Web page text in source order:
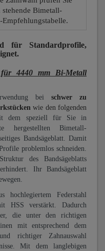
Bimetall-
Empfehlungstabelle.
für Standardprofile,
4440 mm Bi-Metall
beischwer zu
wie den folgenden
dem speziell für Sie in
hergestellten Bimetall-
Bandsägeblatt. Damit
problemlos schneiden.
des Bandsägeblatts
Ihr Bandsägeblatt
hochlegiertem Federstahl
HSS verstärkt. Dadurch
die unter den richtigen
mit entsprechend dem
richtiger Zahnauswahl
Mit dem langlebigen